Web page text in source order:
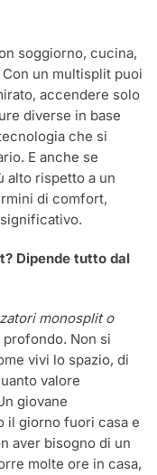
soggiorno, cucina,
un multisplit puoi
accendere solo
diverse in base
che si
E anche se
alto rispetto a un
di comfort,
Dipende tutto dal
monosplit o
Non si
vivi lo spazio, di
valore
giovane
il giorno fuori casa e
aver bisogno di un
molte ore in casa,